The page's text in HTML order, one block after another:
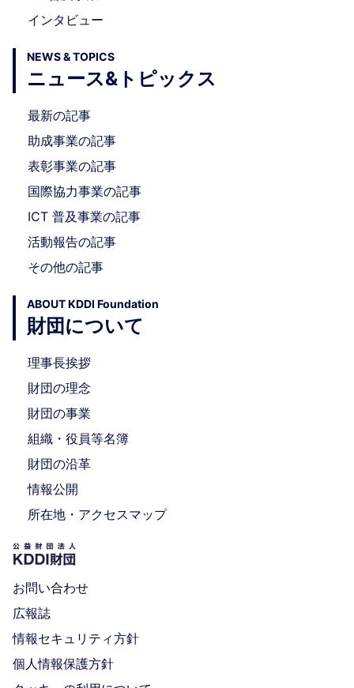
インタビュー
NEWS & TOPICS
ニュース&トピックス
最新の記事
助成事業の記事
表彰事業の記事
国際協力事業の記事
ICT 普及事業の記事
活動報告の記事
その他の記事
ABOUT KDDI Foundation
財団について
理事長挨拶
財団の理念
財団の事業
組織・役員等名簿
財団の沿革
情報公開
所在地・アクセスマップ
お問い合わせ
広報誌
情報セキュリティ方針
個人情報保護方針